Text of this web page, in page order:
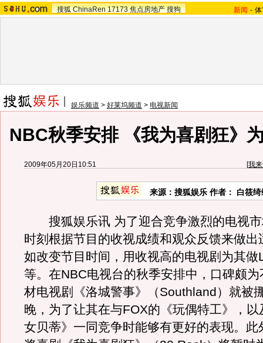
搜狐 ChinaRen 17173 焦点房地产 搜狗 新闻 -
娱乐频道 > 好莱坞频道 > 电视新闻
NBC秋季安排 《我为喜剧狂》
2009年05月20日10:51 [我
来源： 搜狐娱乐 作者： 白筱绮
搜狐娱乐讯 为了迎合竞争激烈的电视市
时刻根据节目的收视成绩和观众反馈来做出
如改变节目时间，用收视高的电视剧为其做
等。在NBC电视台的秋季安排中，口碑颇
材电视剧《洛城警事》（Southland）就被
晚，为了让其在与FOX的《玩偶特工》，
女贝蒂》一同竞争时能够有更好的表现。此